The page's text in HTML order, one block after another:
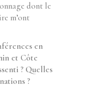
dont le
m’ont
en
et Côte
? Quelles
?